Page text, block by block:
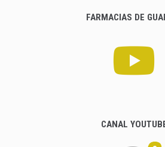
FARMACIAS DE
CANAL